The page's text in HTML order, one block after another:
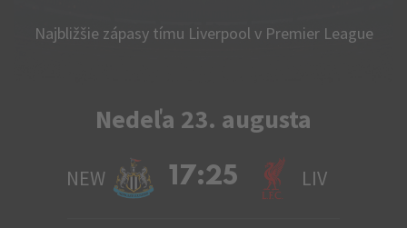
Najbližšie zápasy tímu Liverpool v Premier League
Nedeľa 23. augusta
NEW 17:25 LIV